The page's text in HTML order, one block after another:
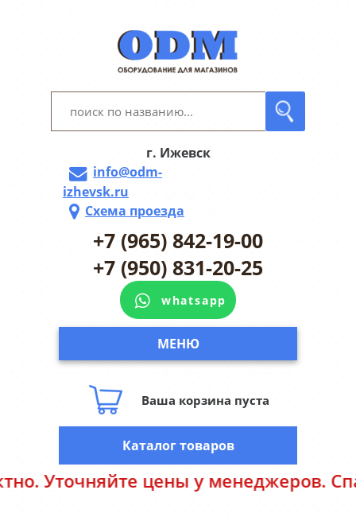
г. Ижевск
info@odm-
izhevsk.ru
Схема проезда
+7 (965) 842-19-00
+7 (950) 831-20-25
whatsapp
МЕНЮ
Ваша корзина пуста
цены у менеджеров. Спасибо
Каталог товаров